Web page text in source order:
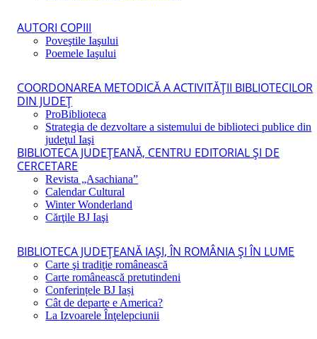
AUTORI COPIII
Poveştile Iaşului
Poemele Iaşului
COORDONAREA METODICĂ A ACTIVITĂŢII BIBLIOTECILOR
DIN JUDEŢ
ProBiblioteca
Strategia de dezvoltare a sistemului de biblioteci publice din
judeţul Iaşi
BIBLIOTECA JUDEŢEANĂ, CENTRU EDITORIAL ŞI DE
CERCETARE
Revista „Asachiana”
Calendar Cultural
Winter Wonderland
Cărţile BJ Iaşi
BIBLIOTECA JUDEŢEANĂ IAŞI, ÎN ROMÂNIA ŞI ÎN LUME
Carte şi tradiţie românească
Carte românească pretutindeni
Conferințele BJ Iași
Cât de departe e America?
La Izvoarele Înţelepciunii